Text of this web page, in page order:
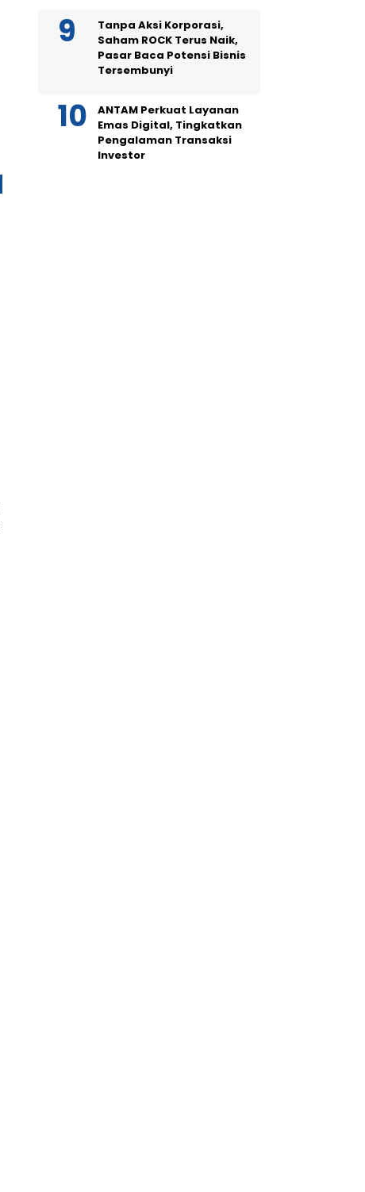
Tanpa Aksi Korporasi,
Saham ROCK Terus Naik,
Pasar Baca Potensi Bisnis
Tersembunyi
ANTAM Perkuat Layanan
Emas Digital, Tingkatkan
Pengalaman Transaksi
Investor